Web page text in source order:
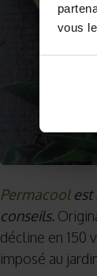
vous
Permacoolest
conseils.
décline en 150
imposé au